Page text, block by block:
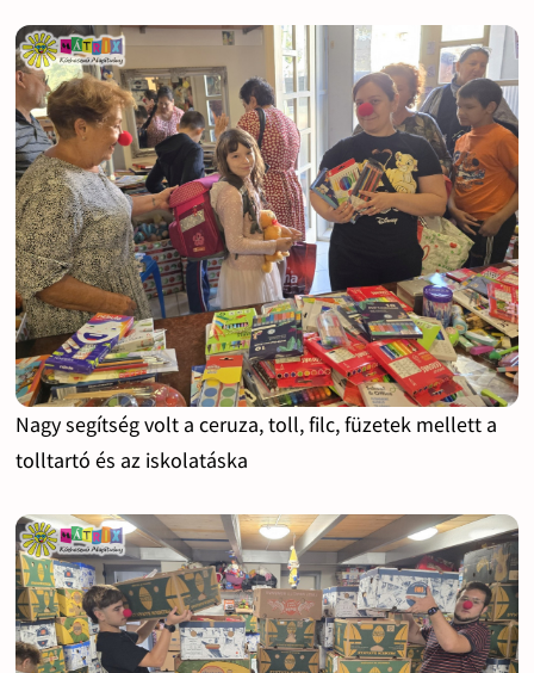
Nagy segítség volt a ceruza, toll, filc, füzetek mellett a
tolltartó és az iskolatáska